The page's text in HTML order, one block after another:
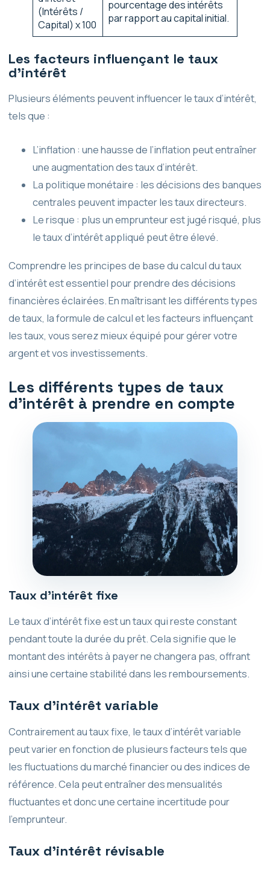
(Intérêts /
Capital) x 100
pourcentage des intérêts
par rapport au capital initial.
Les facteurs influençant le taux
d’intérêt
Plusieurs éléments peuvent influencer le taux d’intérêt,
tels que :
L’inflation : une hausse de l’inflation peut entraîner
une augmentation des taux d’intérêt.
La politique monétaire : les décisions des banques
centrales peuvent impacter les taux directeurs.
Le risque : plus un emprunteur est jugé risqué, plus
le taux d’intérêt appliqué peut être élevé.
Comprendre les principes de base du calcul du taux
d’intérêt est essentiel pour prendre des décisions
financières éclairées. En maîtrisant les différents types
de taux, la formule de calcul et les facteurs influençant
les taux, vous serez mieux équipé pour gérer votre
argent et vos investissements.
Les différents types de taux
d’intérêt à prendre en compte
Taux d’intérêt fixe
Le taux d’intérêt fixe est un taux qui reste constant
pendant toute la durée du prêt. Cela signifie que le
montant des intérêts à payer ne changera pas, offrant
ainsi une certaine stabilité dans les remboursements.
Taux d’intérêt variable
Contrairement au taux fixe, le taux d’intérêt variable
peut varier en fonction de plusieurs facteurs tels que
les fluctuations du marché financier ou des indices de
référence. Cela peut entraîner des mensualités
fluctuantes et donc une certaine incertitude pour
l’emprunteur.
Taux d’intérêt révisable